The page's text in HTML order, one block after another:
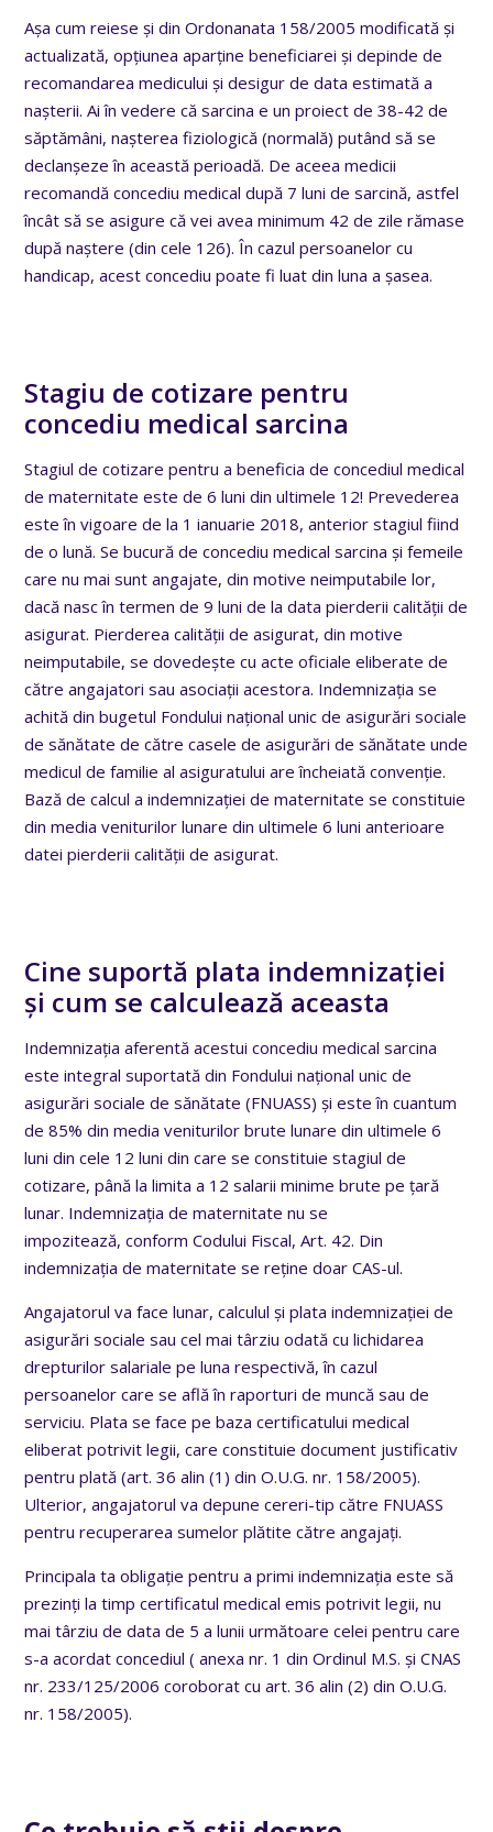
Așa cum reiese și din Ordonanata 158/2005 modificată și
actualizată, opțiunea aparține beneficiarei și depinde de
recomandarea medicului și desigur de data estimată a
nașterii. Ai în vedere că sarcina e un proiect de 38-42 de
săptămâni, nașterea fiziologică (normală) putând să se
declanșeze în această perioadă. De aceea medicii
recomandă concediu medical după 7 luni de sarcină, astfel
încât să se asigure că vei avea minimum 42 de zile rămase
după naștere (din cele 126). În cazul persoanelor cu
handicap, acest concediu poate fi luat din luna a șasea.
Stagiu de cotizare pentru
concediu medical sarcina
Stagiul de cotizare pentru a beneficia de concediul medical
de maternitate este de 6 luni din ultimele 12! Prevederea
este în vigoare de la 1 ianuarie 2018, anterior stagiul fiind
de o lună. Se bucură de concediu medical sarcina și femeile
care nu mai sunt angajate, din motive neimputabile lor,
dacă nasc în termen de 9 luni de la data pierderii calității de
asigurat. Pierderea calității de asigurat, din motive
neimputabile, se dovedește cu acte oficiale eliberate de
către angajatori sau asociații acestora. Indemnizația se
achită din bugetul Fondului național unic de asigurări sociale
de sănătate de către casele de asigurări de sănătate unde
medicul de familie al asiguratului are încheiată convenție.
Bază de calcul a indemnizației de maternitate se constituie
din media veniturilor lunare din ultimele 6 luni anterioare
datei pierderii calității de asigurat.
Cine suportă plata indemnizației
și cum se calculează aceasta
Indemnizația aferentă acestui concediu medical sarcina
este integral suportată din Fondului național unic de
asigurări sociale de sănătate (FNUASS) și este în cuantum
de 85% din media veniturilor brute lunare din ultimele 6
luni din cele 12 luni din care se constituie stagiul de
cotizare, până la limita a 12 salarii minime brute pe țară
lunar. Indemnizația de maternitate nu se
impozitează, conform Codului Fiscal, Art. 42. Din
indemnizația de maternitate se reține doar CAS-ul.
Angajatorul va face lunar, calculul și plata indemnizației de
asigurări sociale sau cel mai târziu odată cu lichidarea
drepturilor salariale pe luna respectivă, în cazul
persoanelor care se află în raporturi de muncă sau de
serviciu. Plata se face pe baza certificatului medical
eliberat potrivit legii, care constituie document justificativ
pentru plată (art. 36 alin (1) din O.U.G. nr. 158/2005).
Ulterior, angajatorul va depune cereri-tip către FNUASS
pentru recuperarea sumelor plătite către angajați.
Principala ta obligație pentru a primi indemnizația este să
prezinți la timp certificatul medical emis potrivit legii, nu
mai târziu de data de 5 a lunii următoare celei pentru care
s-a acordat concediul ( anexa nr. 1 din Ordinul M.S. și CNAS
nr. 233/125/2006 coroborat cu art. 36 alin (2) din O.U.G.
nr. 158/2005).